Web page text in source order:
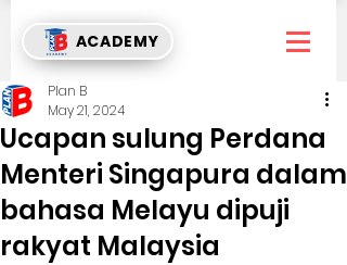
ACADEMY
Ucapan sulung Perdana
Menteri Singapura dalam
bahasa Melayu dipuji
rakyat Malaysia
Plan B
May 21, 2024